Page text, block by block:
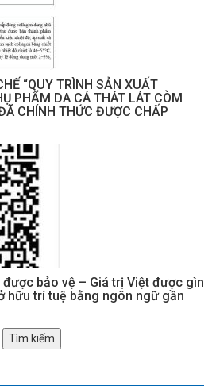
“QUY TRÌNH SẢN XUẤT
PHẨM DA CÁ THÁT LÁT CÒM
CHÍNH THỨC ĐƯỢC CHẤP
được bảo vệ – Giá trị Việt được gìn
hữu trí tuệ bằng ngôn ngữ gần